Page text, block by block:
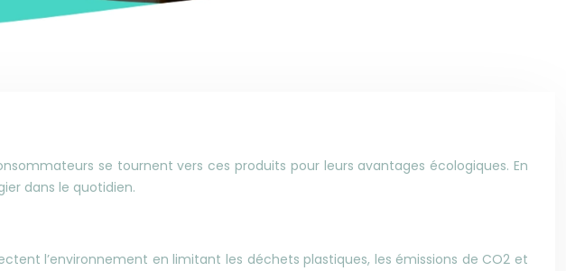
se tournent vers ces produits pour leurs avantages écologiques. En
dans le quotidien.
l’environnement en limitant les déchets plastiques, les émissions de CO2 et